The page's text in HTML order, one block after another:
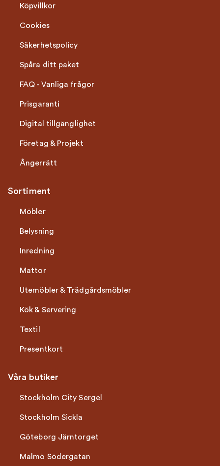
Köpvillkor
Cookies
Säkerhetspolicy
Spåra ditt paket
FAQ - Vanliga frågor
Prisgaranti
Digital tillgänglighet
Företag & Projekt
Ångerrätt
Sortiment
Möbler
Belysning
Inredning
Mattor
Utemöbler & Trädgårdsmöbler
Kök & Servering
Textil
Presentkort
Våra butiker
Stockholm City Sergel
Stockholm Sickla
Göteborg Järntorget
Malmö Södergatan